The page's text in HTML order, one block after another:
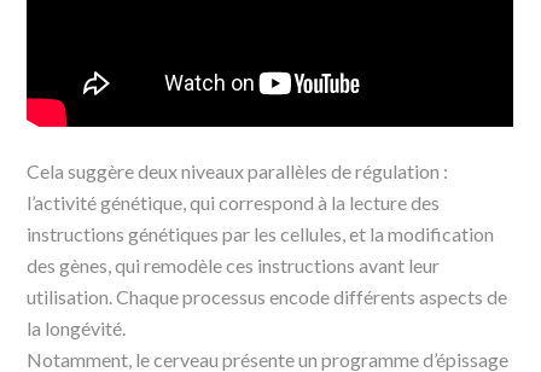
Cela suggère deux niveaux parallèles de régulation :
l’activité génétique, qui correspond à la lecture des
instructions génétiques par les cellules, et la modification
des gènes, qui remodèle ces instructions avant leur
utilisation. Chaque processus encode différents aspects de
la longévité.
Notamment, le cerveau présente un programme d’épissage